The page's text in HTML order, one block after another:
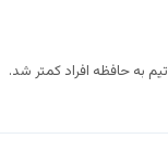
به حافظه افراد کمتر شد.